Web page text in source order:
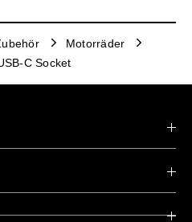
Motorräder
C Socket